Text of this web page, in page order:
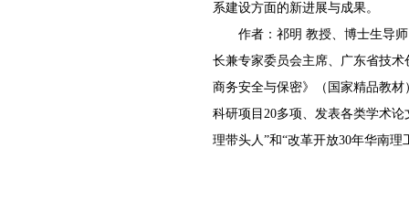
系建设方面的新进展与成果。
作者：祁明 教授、博士生导师
长兼专家委员会主席、广东省技
商务安全与保密》（国家精品教
科研项目20多项、发表各类学术
理带头人”和“改革开放30年华南